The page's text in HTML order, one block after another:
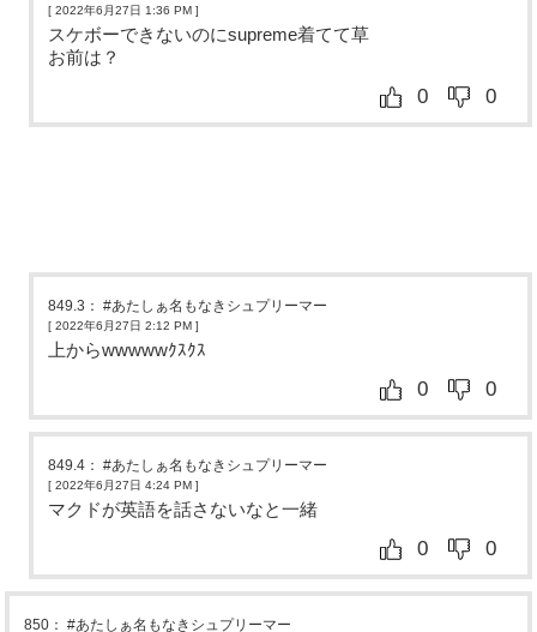
[ 2022年6月27日 1:36 PM ]
スケボーできないのにsupreme着てて草
お前は？
0 0
849.3 ：#あたしぁ名もなきシュプリーマー
[ 2022年6月27日 2:12 PM ]
上からwwwwwｸｽｸｽ
0 0
849.4 ：#あたしぁ名もなきシュプリーマー
[ 2022年6月27日 4:24 PM ]
マクドが英語を話さないなと一緒
0 0
850 ：#あたしぁ名もなきシュプリーマー